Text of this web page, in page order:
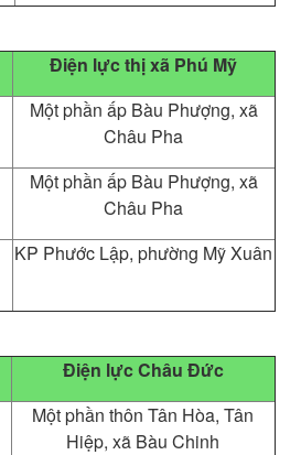
Điện lực thị xã Phú Mỹ
Một phần ấp Bàu Phượng, xã
Châu Pha
Một phần ấp Bàu Phượng, xã
Châu Pha
KP Phước Lập, phường Mỹ Xuân
Điện lực Châu Đức
Một phần thôn Tân Hòa, Tân
Hiệp, xã Bàu Chinh